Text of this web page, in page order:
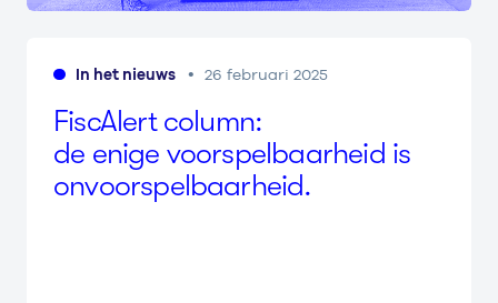
In het nieuws 26 februari 2025
Fis­cA­lert column:
de enige voor­spel­baar­heid is
onvoorspelbaarheid.